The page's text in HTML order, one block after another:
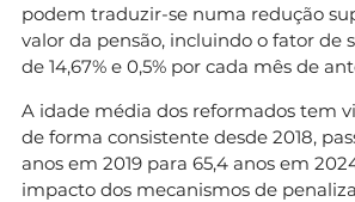
podem traduzir-se numa redução
valor da pensão, incluindo o fator de
de 14,67% e 0,5% por cada mês de
A idade média dos reformados tem
de forma consistente desde 2018,
anos em 2019 para 65,4 anos em
impacto dos mecanismos de